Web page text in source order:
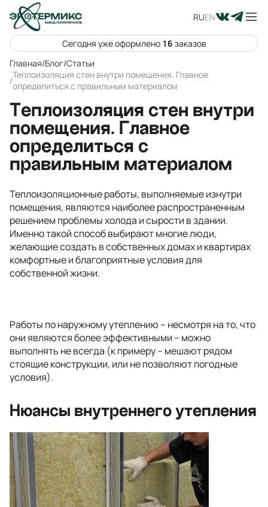
RUEN
Сегодня уже оформлено 16 заказов
Главная/Блог/Статьи
/Теплоизоляция стен внутри помещения. Главное
определиться с правильным материалом
Теплоизоляция стен внутри
помещения. Главное
определиться с
правильным материалом
Теплоизоляционные работы, выполняемые изнутри
помещения, являются наиболее распространенным
решением проблемы холода и сырости в здании.
Именно такой способ выбирают многие люди,
желающие создать в собственных домах и квартирах
комфортные и благоприятные условия для
собственной жизни.
Работы по наружному утеплению – несмотря на то, что
они являются более эффективными – можно
выполнять не всегда (к примеру – мешают рядом
стоящие конструкции, или не позволяют погодные
условия).
Нюансы внутреннего утепления